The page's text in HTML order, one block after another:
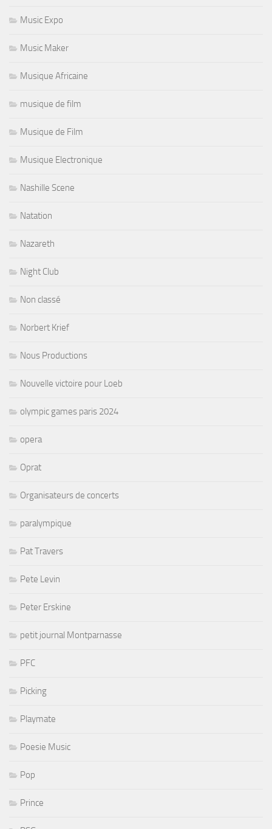
Music Expo
Music Maker
Musique Africaine
musique de film
Musique de Film
Musique Electronique
Nashille Scene
Natation
Nazareth
Night Club
Non classé
Norbert Krief
Nous Productions
Nouvelle victoire pour Loeb
olympic games paris 2024
opera
Oprat
Organisateurs de concerts
paralympique
Pat Travers
Pete Levin
Peter Erskine
petit journal Montparnasse
PFC
Picking
Playmate
Poesie Music
Pop
Prince